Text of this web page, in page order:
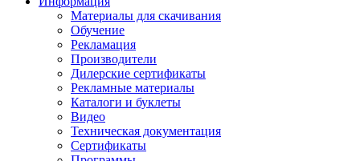
Материалы для скачивания
Обучение
Рекламация
Производители
Дилерские сертификаты
Рекламные материалы
Каталоги и буклеты
Видео
Техническая документация
Сертификаты